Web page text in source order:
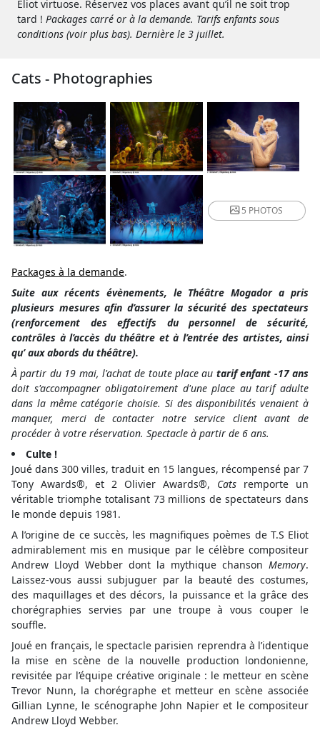
Eliot virtuose. Réservez vos places avant qu’il ne soit trop
tard ! Packages carré or à la demande. Tarifs enfants sous
conditions (voir plus bas). Dernière le 3 juillet.
Cats - Photographies
5 PHOTOS
Packages à la demande.
Suite aux récents évènements, le Théâtre Mogador a pris
plusieurs mesures afin d’assurer la sécurité des spectateurs
(renforcement des effectifs du personnel de sécurité,
contrôles à l’accès du théâtre et à l’entrée des artistes, ainsi
qu’ aux abords du théâtre).
À partir du 19 mai, l'achat de toute place au tarif enfant -17 ans
doit s'accompagner obligatoirement d'une place au tarif adulte
dans la même catégorie choisie. Si des disponibilités venaient à
manquer, merci de contacter notre service client avant de
procéder à votre réservation. Spectacle à partir de 6 ans.
Culte !
Joué dans 300 villes, traduit en 15 langues, récompensé par 7
Tony Awards®, et 2 Olivier Awards®, Cats remporte un
véritable triomphe totalisant 73 millions de spectateurs dans
le monde depuis 1981.
A l’origine de ce succès, les magnifiques poèmes de T.S Eliot
admirablement mis en musique par le célèbre compositeur
Andrew Lloyd Webber dont la mythique chanson Memory.
Laissez-vous aussi subjuguer par la beauté des costumes,
des maquillages et des décors, la puissance et la grâce des
chorégraphies servies par une troupe à vous couper le
souffle.
Joué en français, le spectacle parisien reprendra à l’identique
la mise en scène de la nouvelle production londonienne,
revisitée par l’équipe créative originale : le metteur en scène
Trevor Nunn, la chorégraphe et metteur en scène associée
Gillian Lynne, le scénographe John Napier et le compositeur
Andrew Lloyd Webber.